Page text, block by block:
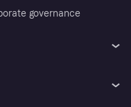
governance